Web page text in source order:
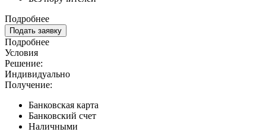
Подробнее
Подать заявку
Подробнее
Условия
Решение:
Индивидуально
Получение:
Банковская карта
Банковский счет
Наличными